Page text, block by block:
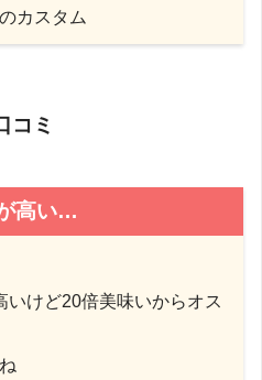
カスタム
コミ
高い…
いけど20倍美味いからオス